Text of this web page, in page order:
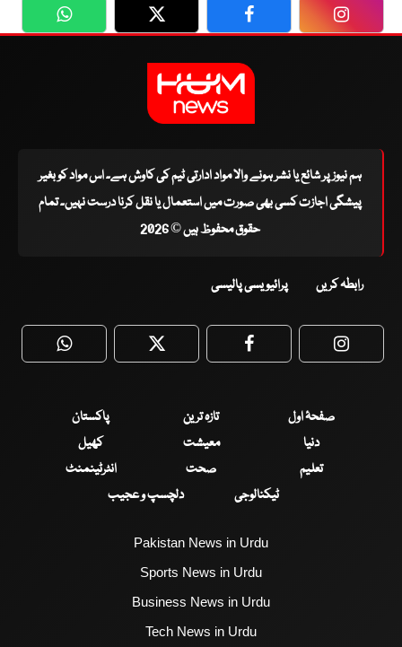
WhatsApp Twitter Facebook
ہم نیوز پر شائع یا نشر ہونے والا مواد ادارتی ٹیم کی کاوش ہے۔ اس مواد کو بغیر
پیشگی اجازت کسی بھی صورت میں استعمال یا نقل کرنا درست نہیں۔ تمام
حقوق محفوظ ہیں © 2026
رابطہ کریں پرائیویسی پالیسی
WhatsApp Twitter Facebook
صفحۂ اول تازہ ترین
پاکستان
دنیا
معیشت
کھیل
تعلیم
صحت
انٹرٹینمنٹ
ٹیکنالوجی
دلچسپ و عجیب
Pakistan News in Urdu
Sports News in Urdu
Business News in Urdu
Tech News in Urdu